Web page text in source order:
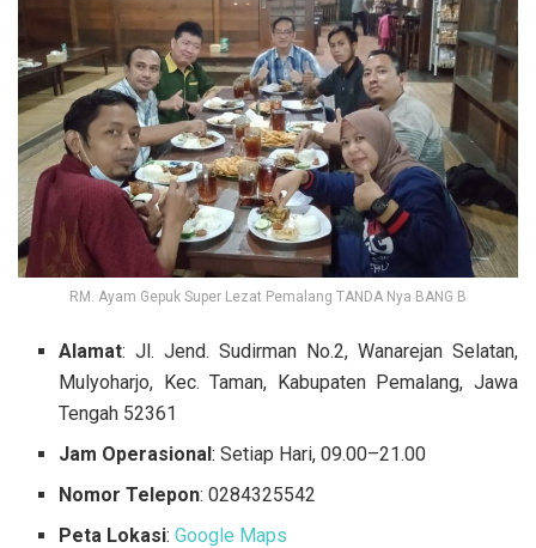
RM. Ayam Gepuk Super Lezat Pemalang TANDA Nya BANG B
Alamat: Jl. Jend. Sudirman No.2, Wanarejan Selatan,
Mulyoharjo, Kec. Taman, Kabupaten Pemalang, Jawa
Tengah 52361
Jam Operasional: Setiap Hari, 09.00–21.00
Nomor Telepon: 0284325542
Peta Lokasi:Google Maps